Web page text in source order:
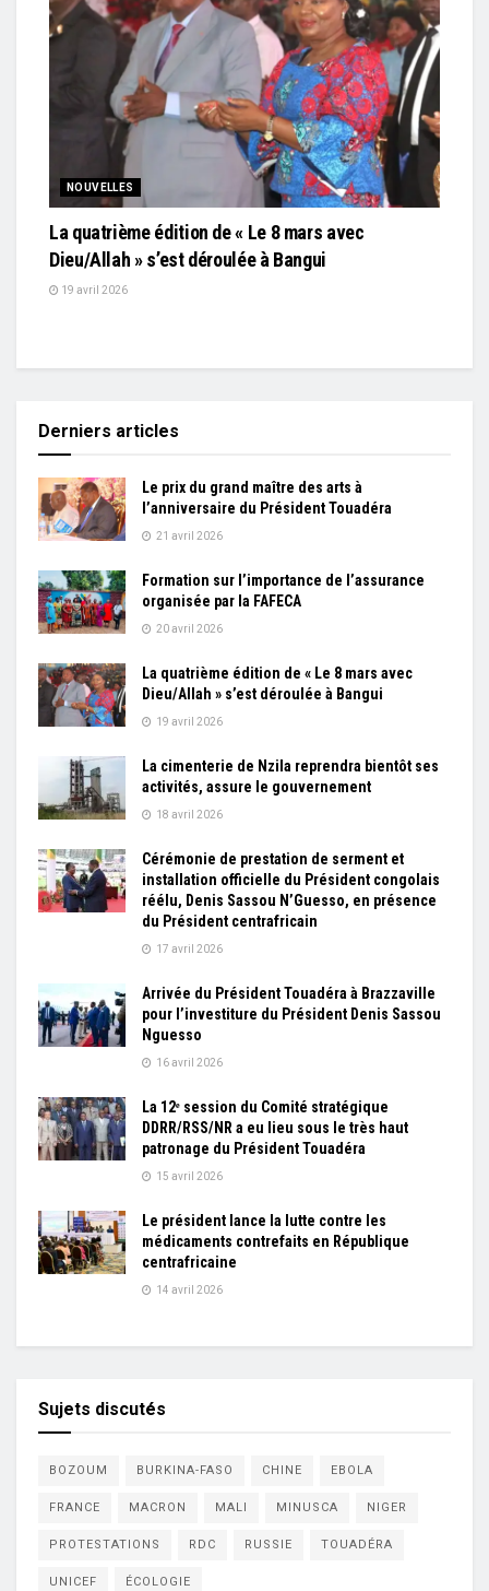
NOUVELLES
La quatrième édition de « Le 8 mars avec
Dieu/Allah » s’est déroulée à Bangui
19 avril 2026
Derniers articles
Le prix du grand maître des arts à
l’anniversaire du Président Touadéra
21 avril 2026
Formation sur l’importance de l’assurance
organisée par la FAFECA
20 avril 2026
La quatrième édition de « Le 8 mars avec
Dieu/Allah » s’est déroulée à Bangui
19 avril 2026
La cimenterie de Nzila reprendra bientôt ses
activités, assure le gouvernement
18 avril 2026
Cérémonie de prestation de serment et
installation officielle du Président congolais
réélu, Denis Sassou N’Guesso, en présence
du Président centrafricain
17 avril 2026
Arrivée du Président Touadéra à Brazzaville
pour l’investiture du Président Denis Sassou
Nguesso
16 avril 2026
La 12ᵉ session du Comité stratégique
DDRR/RSS/NR a eu lieu sous le très haut
patronage du Président Touadéra
15 avril 2026
Le président lance la lutte contre les
médicaments contrefaits en République
centrafricaine
14 avril 2026
Sujets discutés
BOZOUM BURKINA-FASO CHINE EBOLA
FRANCE MACRON MALI MINUSCA NIGER
PROTESTATIONS RDC RUSSIE TOUADÉRA
UNICEF ÉCOLOGIE